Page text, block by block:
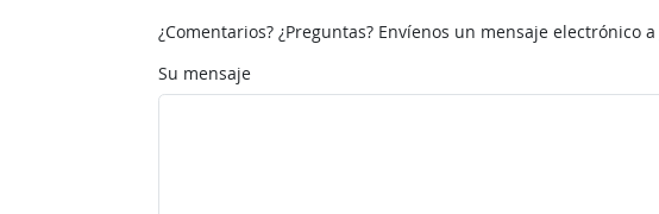
¿Comentarios? ¿Preguntas? Envíenos un mensaje electrónico a
Su mensaje